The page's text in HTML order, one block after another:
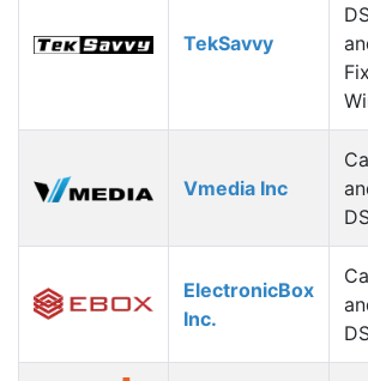
TekSavvy
Vmedia Inc
ElectronicBox
Inc.